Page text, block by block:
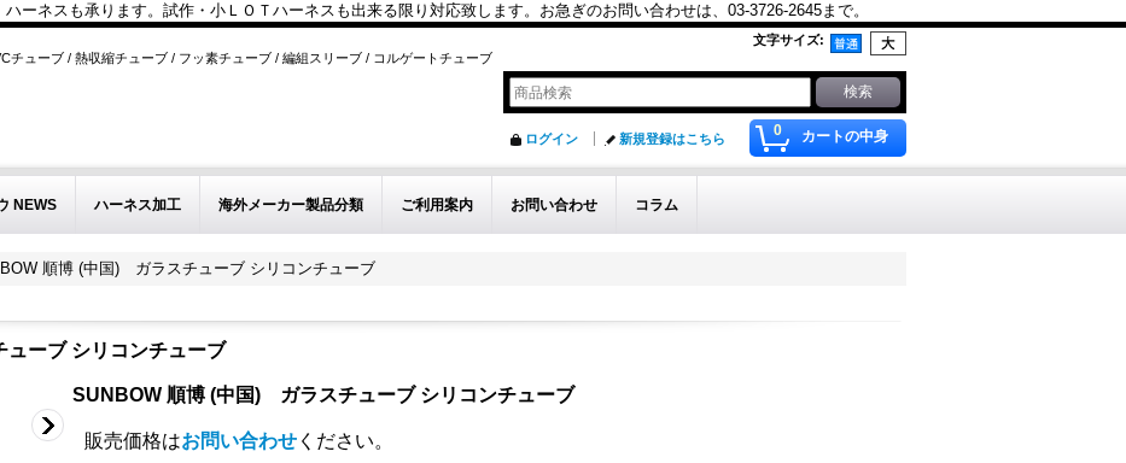
ーネスも承ります。試作・小ＬＯＴハーネスも出来る限り対応致します。お急ぎのお問い合わせは、03-3726-2645まで。
チューブ / 熱収縮チューブ / フッ素チューブ / 編組スリーブ / コルゲートチューブ
文字サイズ:
0 カートの中身
ログイン 新規登録はこちら
NEWS ハーネス加工 海外メーカー製品分類 ご利用案内 お問い合わせ コラム
順博 (中国) ガラスチューブ シリコンチューブ
ーブ シリコンチューブ
SUNBOW 順博 (中国) ガラスチューブ シリコンチューブ
販売価格はお問い合わせ ください。